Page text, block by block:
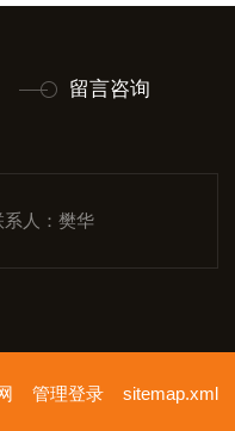
留言咨询
系人：樊华
管理登录 sitemap.xml